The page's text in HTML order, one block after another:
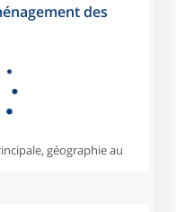
des
géographie au